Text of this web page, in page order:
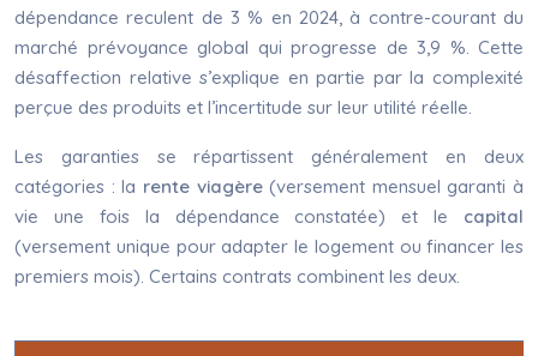
dépendance reculent de 3 % en 2024, à contre-courant du
marché prévoyance global qui progresse de 3,9 %. Cette
désaffection relative s’explique en partie par la complexité
perçue des produits et l’incertitude sur leur utilité réelle.
Les garanties se répartissent généralement en deux
catégories : la rente viagère(versement mensuel garanti à
vie une fois la dépendance constatée) et le capital
(versement unique pour adapter le logement ou financer les
premiers mois). Certains contrats combinent les deux.